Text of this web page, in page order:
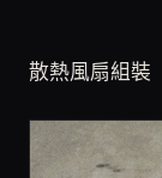
散熱風扇組裝